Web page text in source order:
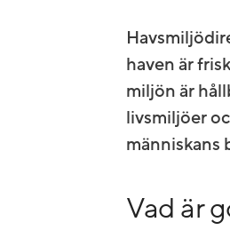
haven är
miljön är
livsmiljöer
människans
Vad är